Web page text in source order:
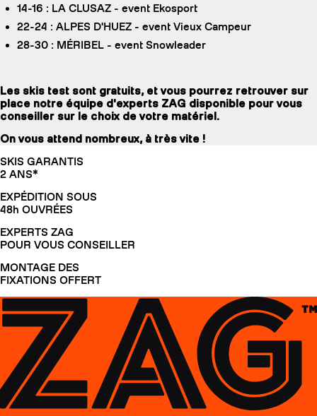
14-16 : LA CLUSAZ - event Ekosport
22-24 : ALPES D'HUEZ - event Vieux Campeur
28-30 : MÉRIBEL - event Snowleader
Les skis test sont gratuits, et vous pourrez retrouver sur
place notre équipe d'experts ZAG disponible pour vous
conseiller sur le choix de votre matériel.
On vous attend nombreux, à très vite !
SKIS GARANTIS
2 ANS*
EXPÉDITION SOUS
48h OUVRÉES
EXPERTS ZAG
POUR VOUS CONSEILLER
MONTAGE DES
FIXATIONS OFFERT